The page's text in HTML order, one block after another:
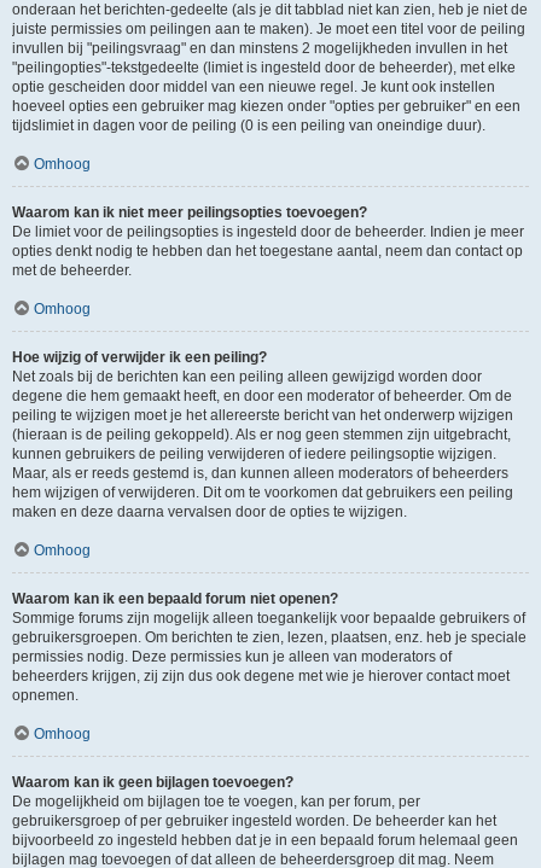
onderaan het berichten-gedeelte (als je dit tabblad niet kan zien, heb je niet de
juiste permissies om peilingen aan te maken). Je moet een titel voor de peiling
invullen bij "peilingsvraag" en dan minstens 2 mogelijkheden invullen in het
"peilingopties"-tekstgedeelte (limiet is ingesteld door de beheerder), met elke
optie gescheiden door middel van een nieuwe regel. Je kunt ook instellen
hoeveel opties een gebruiker mag kiezen onder "opties per gebruiker" en een
tijdslimiet in dagen voor de peiling (0 is een peiling van oneindige duur).
Omhoog
Waarom kan ik niet meer peilingsopties toevoegen?
De limiet voor de peilingsopties is ingesteld door de beheerder. Indien je meer
opties denkt nodig te hebben dan het toegestane aantal, neem dan contact op
met de beheerder.
Omhoog
Hoe wijzig of verwijder ik een peiling?
Net zoals bij de berichten kan een peiling alleen gewijzigd worden door
degene die hem gemaakt heeft, en door een moderator of beheerder. Om de
peiling te wijzigen moet je het allereerste bericht van het onderwerp wijzigen
(hieraan is de peiling gekoppeld). Als er nog geen stemmen zijn uitgebracht,
kunnen gebruikers de peiling verwijderen of iedere peilingsoptie wijzigen.
Maar, als er reeds gestemd is, dan kunnen alleen moderators of beheerders
hem wijzigen of verwijderen. Dit om te voorkomen dat gebruikers een peiling
maken en deze daarna vervalsen door de opties te wijzigen.
Omhoog
Waarom kan ik een bepaald forum niet openen?
Sommige forums zijn mogelijk alleen toegankelijk voor bepaalde gebruikers of
gebruikersgroepen. Om berichten te zien, lezen, plaatsen, enz. heb je speciale
permissies nodig. Deze permissies kun je alleen van moderators of
beheerders krijgen, zij zijn dus ook degene met wie je hierover contact moet
opnemen.
Omhoog
Waarom kan ik geen bijlagen toevoegen?
De mogelijkheid om bijlagen toe te voegen, kan per forum, per
gebruikersgroep of per gebruiker ingesteld worden. De beheerder kan het
bijvoorbeeld zo ingesteld hebben dat je in een bepaald forum helemaal geen
bijlagen mag toevoegen of dat alleen de beheerdersgroep dit mag. Neem